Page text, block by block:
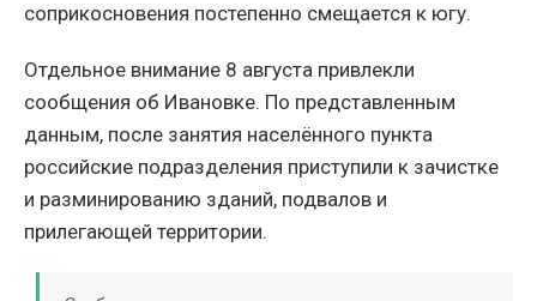
соприкосновения постепенно смещается к югу.
Отдельное внимание 8 августа привлекли
сообщения об Ивановке. По представленным
данным, после занятия населённого пункта
российские подразделения приступили к зачистке
и разминированию зданий, подвалов и
прилегающей территории.